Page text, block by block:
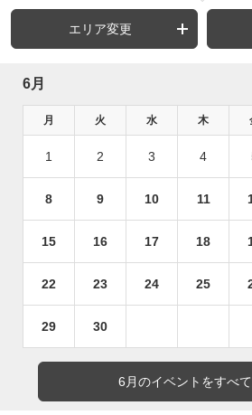
エリア変更
6月
月 火 水 木
1 2 3 4
8 9 10 11
15 16 17 18
22 23 24 25
29 30
6月のイベントをすべ